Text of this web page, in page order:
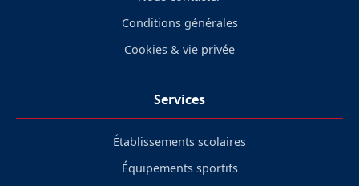
Conditions générales
Cookies & vie privée
Services
Établissements scolaires
Équipements sportifs